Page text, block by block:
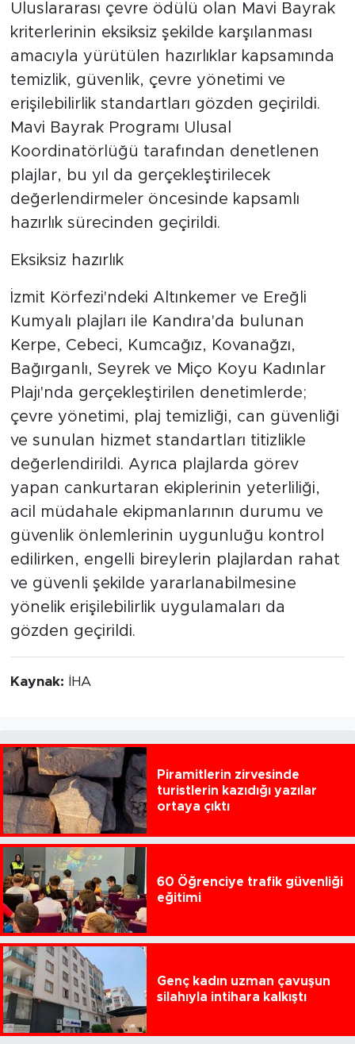
Uluslararası çevre ödülü olan Mavi Bayrak
kriterlerinin eksiksiz şekilde karşılanması
amacıyla yürütülen hazırlıklar kapsamında
temizlik, güvenlik, çevre yönetimi ve
erişilebilirlik standartları gözden geçirildi.
Mavi Bayrak Programı Ulusal
Koordinatörlüğü tarafından denetlenen
plajlar, bu yıl da gerçekleştirilecek
değerlendirmeler öncesinde kapsamlı
hazırlık sürecinden geçirildi.
Eksiksiz hazırlık
İzmit Körfezi'ndeki Altınkemer ve Ereğli
Kumyalı plajları ile Kandıra'da bulunan
Kerpe, Cebeci, Kumcağız, Kovanağzı,
Bağırganlı, Seyrek ve Miço Koyu Kadınlar
Plajı'nda gerçekleştirilen denetimlerde;
çevre yönetimi, plaj temizliği, can güvenliği
ve sunulan hizmet standartları titizlikle
değerlendirildi. Ayrıca plajlarda görev
yapan cankurtaran ekiplerinin yeterliliği,
acil müdahale ekipmanlarının durumu ve
güvenlik önlemlerinin uygunluğu kontrol
edilirken, engelli bireylerin plajlardan rahat
ve güvenli şekilde yararlanabilmesine
yönelik erişilebilirlik uygulamaları da
gözden geçirildi.
Kaynak: İHA
Piramitlerin zirvesinde
turistlerin kazıdığı yazılar
ortaya çıktı
60 Öğrenciye trafik güvenliği
eğitimi
Genç kadın uzman çavuşun
silahıyla intihara kalkıştı